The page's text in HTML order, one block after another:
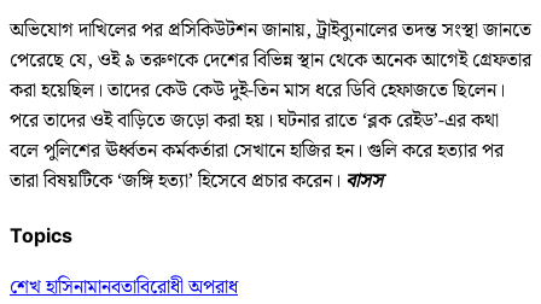
অভিযোগ দাখিলের পর প্রসিকিউটশন জানায়, ট্রাইব্যুনালের তদন্ত সংস্থা জানতে
পেরেছে যে, ওই ৯ তরুণকে দেশের বিভিন্ন স্থান থেকে অনেক আগেই গ্রেফতার
করা হয়েছিল। তাদের কেউ কেউ দুই-তিন মাস ধরে ডিবি হেফাজতে ছিলেন।
পরে তাদের ওই বাড়িতে জড়ো করা হয়। ঘটনার রাতে ‘ব্লক রেইড’-এর কথা
বলে পুলিশের ঊর্ধ্বতন কর্মকর্তারা সেখানে হাজির হন। গুলি করে হত্যার পর
তারা বিষয়টিকে ‘জঙ্গি হত্যা’ হিসেবে প্রচার করেন। বাসস
Topics
শেখ হাসিনামানবতাবিরোধী অপরাধ